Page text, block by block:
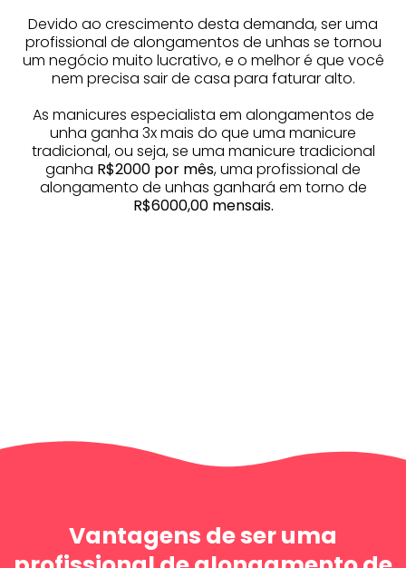
Devido ao crescimento desta demanda, ser uma
profissional de alongamentos de unhas se tornou
um negócio muito lucrativo, e o melhor é que você
nem precisa sair de casa para faturar alto.
As manicures especialista em alongamentos de
unha ganha 3x mais do que uma manicure
tradicional, ou seja, se uma manicure tradicional
ganha R$2000 por mês, uma profissional de
alongamento de unhas ganhará em torno de
R$6000,00 mensais.
Vantagens de ser uma